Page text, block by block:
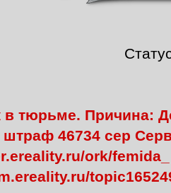
в тюрьме. Причина:
46734 сер
ork/